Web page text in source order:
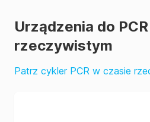
Urządzenia do
rzeczywistym
Patrz cykler PCR w czasie